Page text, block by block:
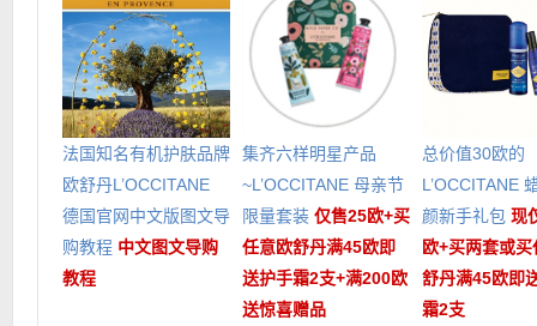
法国知名有机护肤品牌
欧舒丹L’OCCITANE
德国官网中文版图文导
购教程 中文图文导购
教程
集齐六样明星产品
~L’OCCITANE 母亲节
限量套装 仅售25欧+买
任意欧舒丹满45欧即
送护手霜2支+满200欧
送惊喜赠品
总价值30欧的
L’OCCITANE
颜新手礼包 现
欧+买两套或买
舒丹满45欧即
霜2支